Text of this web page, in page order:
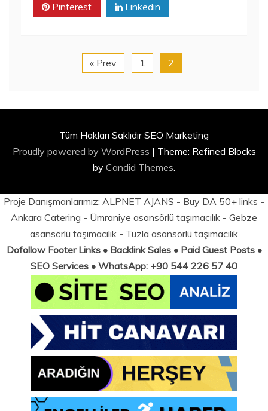
Pinterest Linkedin
« Prev 1 2
Tüm Hakları Saklıdır SEO Marketing
Proudly powered by WordPress | Theme: Refined Blocks
by Candid Themes.
Proje Danışmanlarımız: ALPNET AJANS - Buy DA 50+ links -
Ankara Catering - Ümraniye asansörlü taşımacılık - Gebze
asansörlü taşımacılık - Tuzla asansörlü taşımacılık
Dofollow Footer Links • Backlink Sales • Paid Guest Posts •
SEO Services • WhatsApp: +90 544 226 57 40